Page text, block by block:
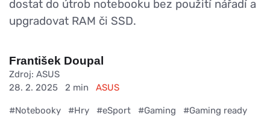
dostat do útrob notebooku bez použití nářadí a
upgradovat RAM či SSD.
František Doupal
Zdroj: ASUS
28. 2. 2025
2 min ASUS
#Notebooky #Hry #eSport #Gaming #Gaming ready